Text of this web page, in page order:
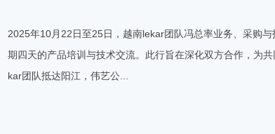
2025年10月22日至25日，越南lekar团队冯总率业务、采购
期四天的产品培训与技术交流。此行旨在深化双方合作，为
kar团队抵达阳江，伟艺公...